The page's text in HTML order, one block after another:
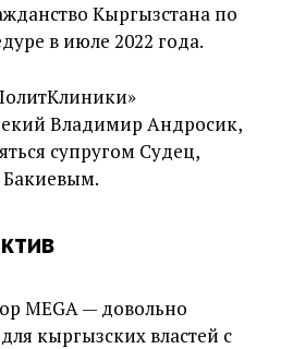
Кыргызстана по
в июле 2022 года.
Владимир Андросик,
супругом Судец,
MEGA — довольно
кыргызских властей с